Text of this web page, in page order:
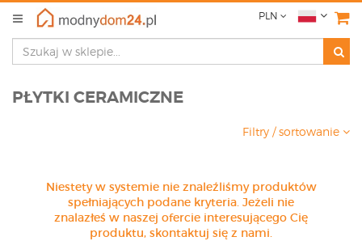
PLN
PŁYTKI CERAMICZNE
Filtry / sortowanie
Niestety w systemie nie znaleźliśmy produktów
spełniających podane kryteria. Jeżeli nie
znalazłeś w naszej ofercie interesującego Cię
produktu, skontaktuj się z nami.